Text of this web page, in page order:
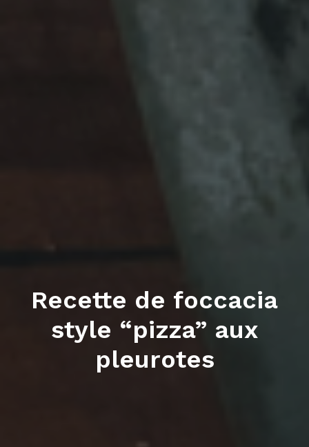
Recette de foccacia
style “pizza” aux
pleurotes